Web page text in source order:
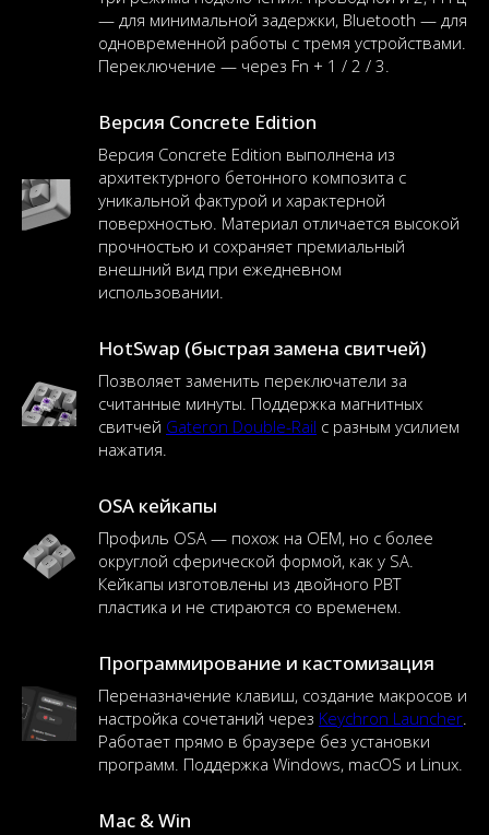
— для минимальной задержки, Bluetooth — для
одновременной работы с тремя устройствами.
Переключение — через Fn + 1 / 2 / 3.
Версия Concrete Edition
Версия Concrete Edition выполнена из
архитектурного бетонного композита с
уникальной фактурой и характерной
поверхностью. Материал отличается высокой
прочностью и сохраняет премиальный
внешний вид при ежедневном
использовании.
HotSwap (быстрая замена свитчей)
Позволяет заменить переключатели за
считанные минуты. Поддержка магнитных
свитчей Gateron Double-Rail с разным усилием
нажатия.
OSA кейкапы
Профиль OSA — похож на OEM, но с более
округлой сферической формой, как у SA.
Кейкапы изготовлены из двойного PBT
пластика и не стираются со временем.
Программирование и кастомизация
Переназначение клавиш, создание макросов и
настройка сочетаний через Keychron Launcher.
Работает прямо в браузере без установки
программ. Поддержка Windows, macOS и Linux.
Mac & Win